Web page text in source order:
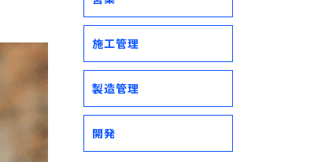
施工管理
製造管理
開発